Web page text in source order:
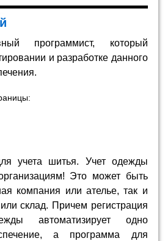
программист, который
и разработке данного
учета шитья. Учет одежды
Это может быть
компания или ателье, так и
склад. Причем регистрация
автоматизирует одно
а программа для